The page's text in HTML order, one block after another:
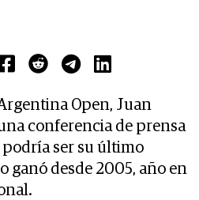
Open, Juan
conferencia de prensa
podría ser su último
ganó desde 2005, año en